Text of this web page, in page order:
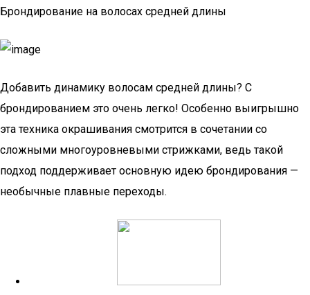
Брондирование на волосах средней длины
Добавить динамику волосам средней длины? С
брондированием это очень легко! Особенно выигрышно
эта техника окрашивания смотрится в сочетании со
сложными многоуровневыми стрижками, ведь такой
подход поддерживает основную идею брондирования —
необычные плавные переходы.